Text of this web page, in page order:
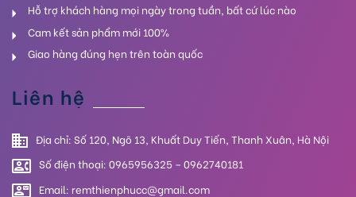
Hỗ trợ khách hàng mọi ngày trong tuần, bất cứ lúc nào
Cam kết sản phẩm mới 100%
Giao hàng đúng hẹn trên toàn quốc
Liên hệ
Địa chỉ: Số 120, Ngõ 13, Khuất Duy Tiến, Thanh Xuân, Hà Nội
Số điện thoại: 0965956325 – 0962740181
Email: remthienphucc@gmail.com